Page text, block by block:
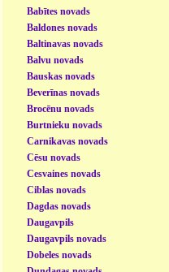
Babītes novads
Baldones novads
Baltinavas novads
Balvu novads
Bauskas novads
Beverīnas novads
Brocēnu novads
Burtnieku novads
Carnikavas novads
Cēsu novads
Cesvaines novads
Ciblas novads
Dagdas novads
Daugavpils
Daugavpils novads
Dobeles novads